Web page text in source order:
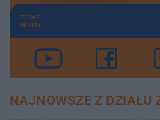
TERAZ
GRAMY
NAJNOWSZE Z DZIAŁU